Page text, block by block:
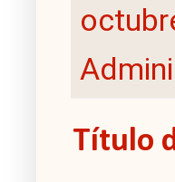
Título